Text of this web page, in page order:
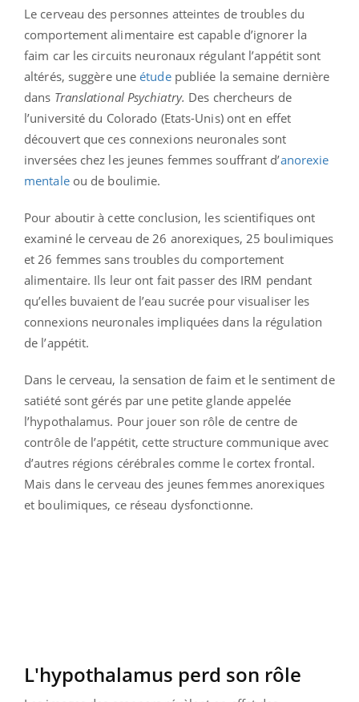
Le cerveau des personnes atteintes de troubles du
comportement alimentaire est capable d’ignorer la
faim car les circuits neuronaux régulant l’appétit sont
altérés, suggère uneétudepubliée la semaine dernière
dans Translational Psychiatry. Des chercheurs de
l’université du Colorado (Etats-Unis) ont en effet
découvert que ces connexions neuronales sont
inversées chez les jeunes femmes souffrant d’anorexie
mentale ou de boulimie.
Pour aboutir à cette conclusion, les scientifiques ont
examiné le cerveau de 26 anorexiques, 25 boulimiques
et 26 femmes sans troubles du comportement
alimentaire. Ils leur ont fait passer des IRM pendant
qu’elles buvaient de l’eau sucrée pour visualiser les
connexions neuronales impliquées dans la régulation
de l’appétit.
Dans le cerveau, la sensation de faim et le sentiment de
satiété sont gérés par une petite glande appelée
l’hypothalamus. Pour jouer son rôle de centre de
contrôle de l’appétit, cette structure communique avec
d’autres régions cérébrales comme le cortex frontal.
Mais dans le cerveau des jeunes femmes anorexiques
et boulimiques, ce réseau dysfonctionne.
L'hypothalamus perd son rôle